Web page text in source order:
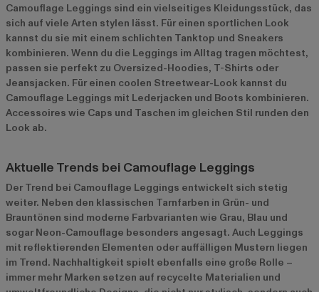
Camouflage Leggings sind ein vielseitiges Kleidungsstück, das
sich auf viele Arten stylen lässt. Für einen sportlichen Look
kannst du sie mit einem schlichten Tanktop und Sneakers
kombinieren. Wenn du die Leggings im Alltag tragen möchtest,
passen sie perfekt zu Oversized-Hoodies, T-Shirts oder
Jeansjacken. Für einen coolen Streetwear-Look kannst du
Camouflage Leggings mit Lederjacken und Boots kombinieren.
Accessoires wie Caps und Taschen im gleichen Stil runden den
Look ab.
Aktuelle Trends bei Camouflage Leggings
Der Trend bei Camouflage Leggings entwickelt sich stetig
weiter. Neben den klassischen Tarnfarben in Grün- und
Brauntönen sind moderne Farbvarianten wie Grau, Blau und
sogar Neon-Camouflage besonders angesagt. Auch Leggings
mit reflektierenden Elementen oder auffälligen Mustern liegen
im Trend. Nachhaltigkeit spielt ebenfalls eine große Rolle –
immer mehr Marken setzen auf recycelte Materialien und